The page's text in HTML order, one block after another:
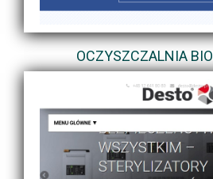
OCZYSZCZALNIA